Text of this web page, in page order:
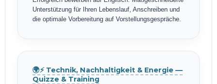
Unterstützung für Ihren Lebenslauf, Anschreiben und
die optimale Vorbereitung auf Vorstellungsgespräche.
🌍⚡ Technik, Nachhaltigkeit & Energie —
Quizze & Training